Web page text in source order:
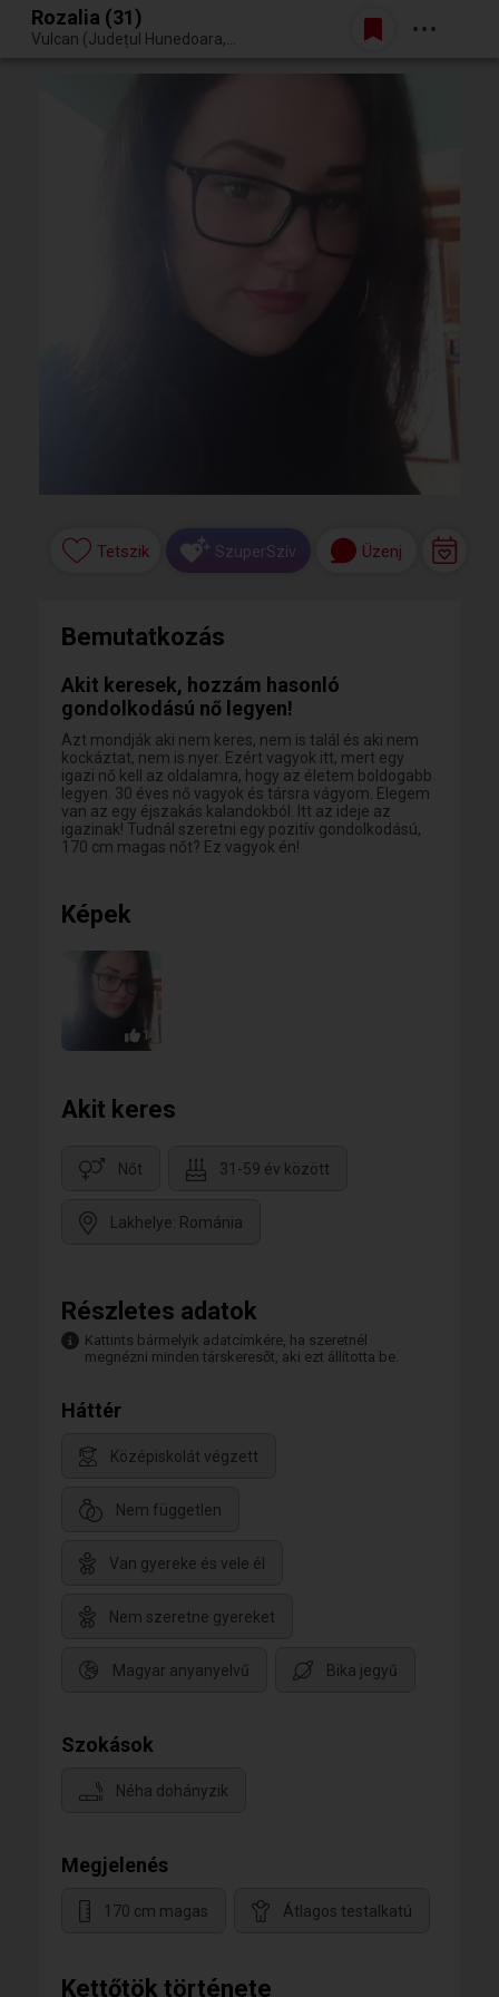
Egy jó randiból bármi lehet.
Belépés
Rozalia (31)
Kettőtök története
Tetszik SzuperSzív Üzenj
Bemutatkozás
Akit keresek, hozzám hasonló
gondolkodású nő legyen!
Azt mondják aki nem keres, nem is talál és aki nem
kockáztat, nem is nyer. Ezért vagyok itt, mert egy
igazi nő kell az oldalamra, hogy az életem boldogabb
legyen. 30 éves nő vagyok és társra vágyom. Elegem
van az egy éjszakás kalandokból. Itt az ideje az
igazinak! Tudnál szeretni egy pozitív gondolkodású,
170 cm magas nőt? Ez vagyok én!
Képek
1
Akit keres
Nőt 31-59 év között
Lakhelye: Románia
Részletes adatok
Kattints bármelyik adatcímkére, ha szeretnél
megnézni minden társkeresőt, aki ezt állította be.
Háttér
Középiskolát végzett
Nem független
Van gyereke és vele él
Nem szeretne gyereket
Magyar anyanyelvű Bika jegyű
Szokások
Néha dohányzik
Megjelenés
170 cm magas Átlagos testalkatú